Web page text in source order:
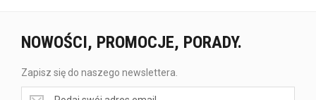
NOWOŚCI, PROMOCJE, PORADY.
Zapisz się do naszego newslettera.
Zapisz